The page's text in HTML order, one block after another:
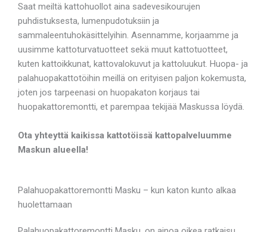
Saat meiltä kattohuollot aina sadevesikourujen
puhdistuksesta, lumenpudotuksiin ja
sammaleentuhokäsittelyihin. Asennamme, korjaamme ja
uusimme kattoturvatuotteet sekä muut kattotuotteet,
kuten kattoikkunat, kattovalokuvut ja kattoluukut. Huopa- ja
palahuopakattotöihin meillä on erityisen paljon kokemusta,
joten jos tarpeenasi on huopakaton korjaus tai
huopakattoremontti, et parempaa tekijää Maskussa löydä.
Ota yhteyttä kaikissa kattotöissä kattopalveluumme
Maskun alueella!
Palahuopakattoremontti Masku – kun katon kunto alkaa
huolettamaan